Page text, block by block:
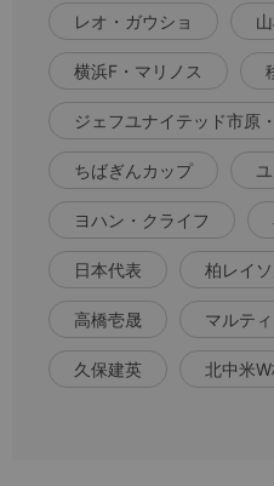
レオ・ガウショ
横浜F・マリノス
ジェフユナイテッド市原
ちばぎんカップ
ヨハン・クライフ
日本代表 柏レイ
高橋壱晟 マルテ
久保建英 北中米